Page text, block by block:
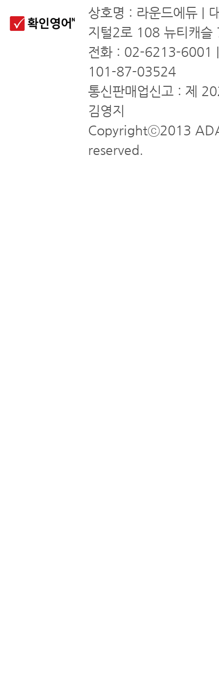
상호명 : 라운드에듀 |
지털2로 108 뉴티캐슬
전화 : 02-6213-6001
101-87-03524
통신판매업신고 : 제
김영지
Copyrightⓒ2013
reserved.